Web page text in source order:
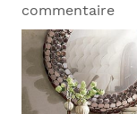
commentaire